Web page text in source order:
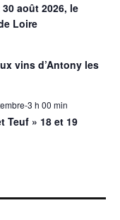
août 2026, le
Loire
vins d’Antony les
3 h 00 min
Teuf » 18 et 19